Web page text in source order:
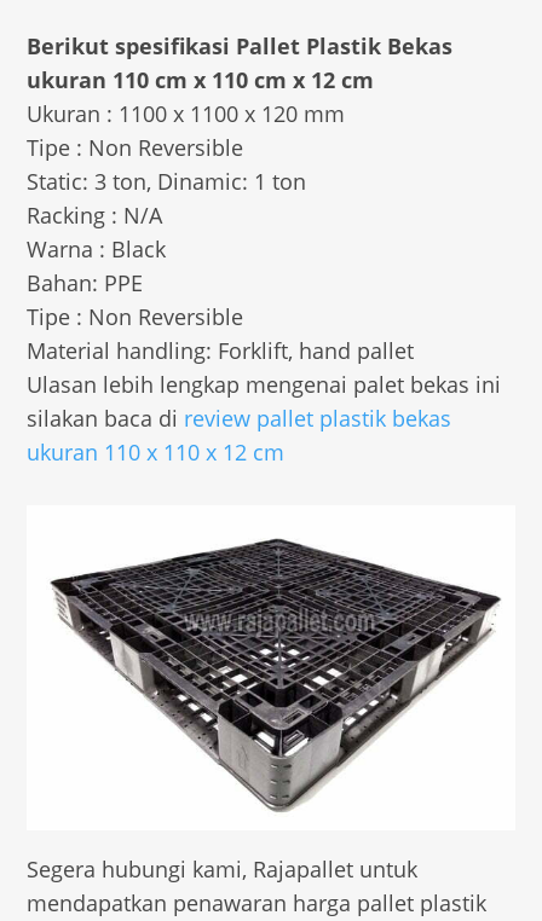
Berikut spesifikasi Pallet Plastik Bekas
ukuran 110 cm x 110 cm x 12 cm
Ukuran : 1100 x 1100 x 120 mm
Tipe : Non Reversible
Static: 3 ton, Dinamic: 1 ton
Racking : N/A
Warna : Black
Bahan: PPE
Tipe : Non Reversible
Material handling: Forklift, hand pallet
Ulasan lebih lengkap mengenai palet bekas ini
silakan baca di review pallet plastik bekas
ukuran 110 x 110 x 12 cm
Segera hubungi kami, Rajapallet untuk
mendapatkan penawaran harga pallet plastik